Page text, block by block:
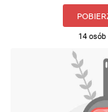
14 osób